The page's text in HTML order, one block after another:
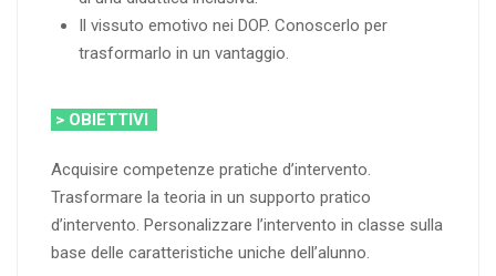
Il vissuto emotivo nei DOP. Conoscerlo per
trasformarlo in un vantaggio.
> OBIETTIVI
Acquisire competenze pratiche d’intervento.
Trasformare la teoria in un supporto pratico
d’intervento. Personalizzare l’intervento in classe sulla
base delle caratteristiche uniche dell’alunno.